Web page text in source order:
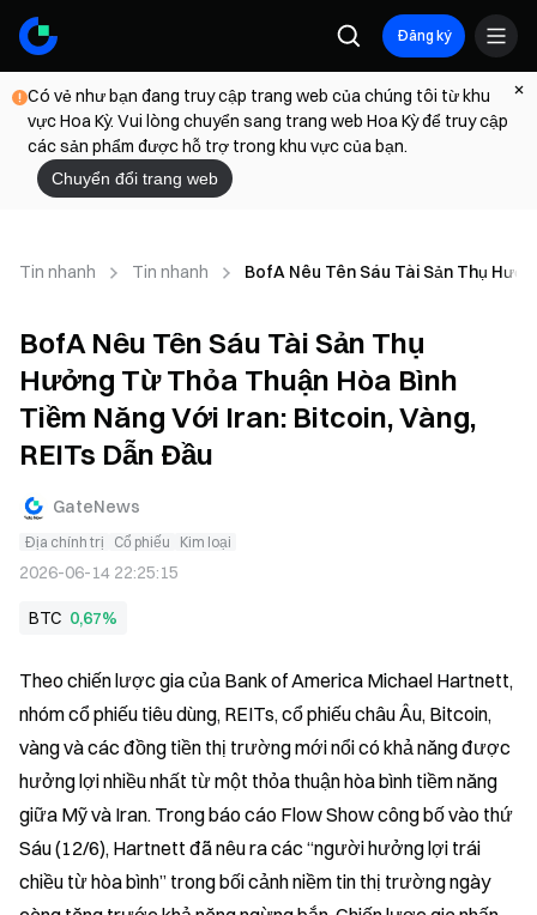
Đăng ký
Có vẻ như bạn đang truy cập trang web của chúng tôi từ khu
vực Hoa Kỳ. Vui lòng chuyển sang trang web Hoa Kỳ để truy cập
các sản phẩm được hỗ trợ trong khu vực của bạn.
Chuyển đổi trang web
Tin nhanh Tin nhanh BofA Nêu Tên Sáu Tài Sản Thụ
BofA Nêu Tên Sáu Tài Sản Thụ
Hưởng Từ Thỏa Thuận Hòa Bình
Tiềm Năng Với Iran: Bitcoin, Vàng,
REITs Dẫn Đầu
GateNews
Địa chính trị Cổ phiếu Kim loại
2026-06-14 22:25:15
BTC 0,67%
Theo chiến lược gia của Bank of America Michael Hartnett,
nhóm cổ phiếu tiêu dùng, REITs, cổ phiếu châu Âu, Bitcoin,
vàng và các đồng tiền thị trường mới nổi có khả năng được
hưởng lợi nhiều nhất từ một thỏa thuận hòa bình tiềm năng
giữa Mỹ và Iran. Trong báo cáo Flow Show công bố vào thứ
Sáu (12/6), Hartnett đã nêu ra các “người hưởng lợi trái
chiều từ hòa bình” trong bối cảnh niềm tin thị trường ngày